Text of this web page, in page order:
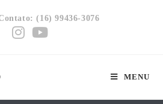
(16) 99436-3076
MENU